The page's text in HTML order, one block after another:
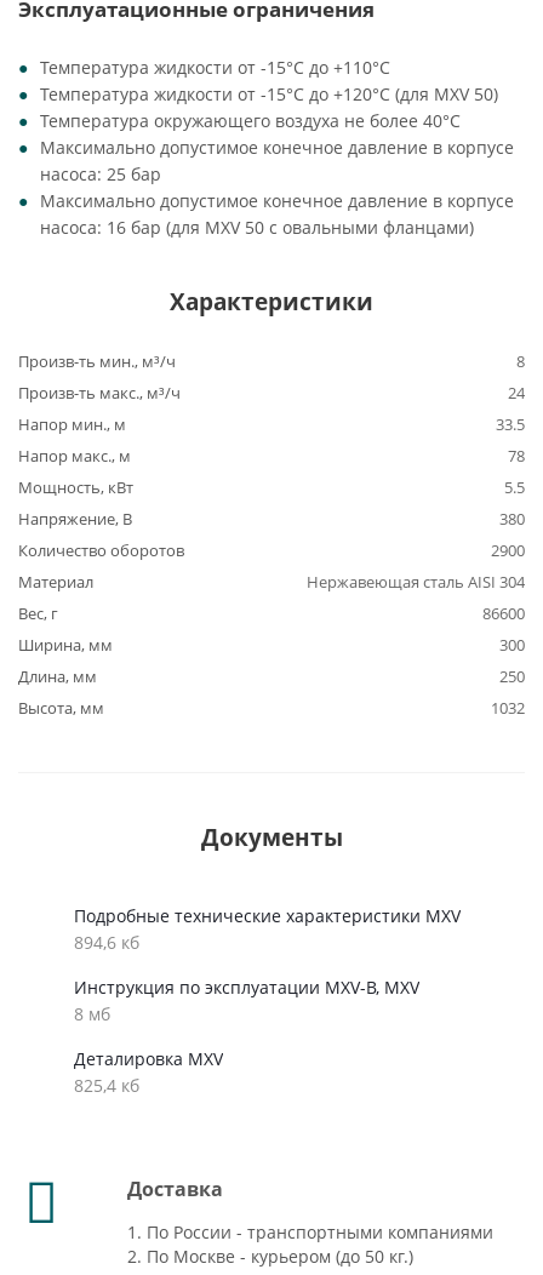
Эксплуатационные ограничения
Температура жидкости от -15°C до +110°C
Температура жидкости от -15°C до +120°C (для MXV 50)
Температура окружающего воздуха не более 40°C
Максимально допустимое конечное давление в корпусе
насоса: 25 бар
Максимально допустимое конечное давление в корпусе
насоса: 16 бар (для MXV 50 с овальными фланцами)
Характеристики
Произв-ть мин., м³/ч
8
Произв-ть макс., м³/ч
24
Напор мин., м
33.5
Напор макс., м
78
Мощность, кВт
5.5
Напряжение, В
380
Количество оборотов
2900
Материал
Нержавеющая сталь AISI 304
Вес, г
86600
Ширина, мм
300
Длина, мм
250
Высота, мм
1032
Документы
Подробные технические характеристики MXV
894,6 кб
Инструкция по эксплуатации MXV-B, MXV
8 мб
Деталировка MXV
825,4 кб
Доставка
1. По России - транспортными компаниями
2. По Москве - курьером (до 50 кг.)